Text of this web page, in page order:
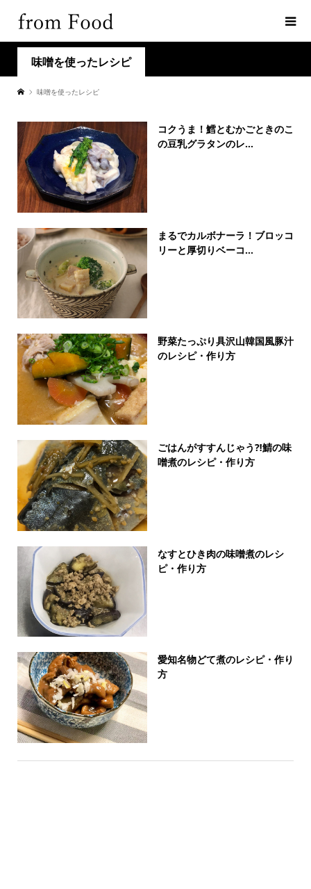
味噌を使ったレシピ
味噌を使ったレシピ
コクうま！鱈とむかごときのこ
の豆乳グラタンのレ...
まるでカルボナーラ！ブロッコ
リーと厚切りベーコ...
野菜たっぷり具沢山韓国風豚汁
のレシピ・作り方
ごはんがすすんじゃう⁈鯖の味
噌煮のレシピ・作り方
なすとひき肉の味噌煮のレシ
ピ・作り方
愛知名物どて煮のレシピ・作り
方